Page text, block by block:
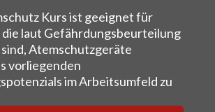
Kurs ist geeignet für
laut Gefährdungsbeurteilung
Atemschutzgeräte
vorliegenden
im Arbeitsumfeld zu